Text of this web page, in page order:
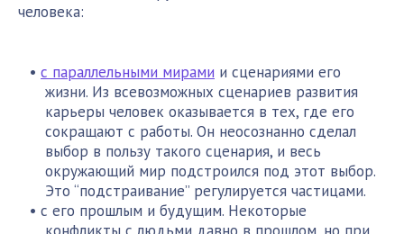
человека:
с параллельными мирами и сценариями его
жизни. Из всевозможных сценариев развития
карьеры человек оказывается в тех, где его
сокращают с работы. Он неосознанно сделал
выбор в пользу такого сценария, и весь
окружающий мир подстроился под этот выбор.
Это “подстраивание” регулируется частицами.
с его прошлым и будущим. Некоторые